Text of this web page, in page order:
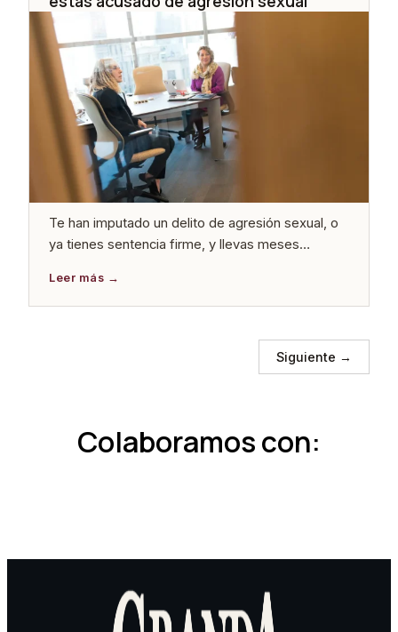
Te han imputado un delito de agresión sexual, o
ya tienes sentencia firme, y llevas meses
sin saber con claridad qué cambia para ti. Lo que
circula en medios y foros suele estar escrito
Siguiente →
Colaboramos con: